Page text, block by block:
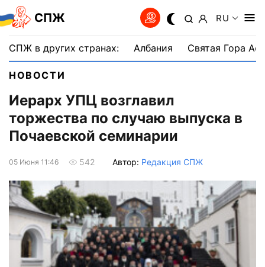
СПЖ RU
СПЖ в других странах: Албания Святая Гора
НОВОСТИ
Иерарх УПЦ возглавил
торжества по случаю выпуска в
Почаевской семинарии
05 Июня 11:46 542 Автор: Редакция СПЖ